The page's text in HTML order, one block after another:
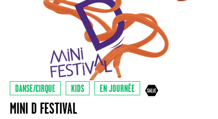
DANSE/CIRQUE KIDS EN JOURNÉE
MINI D FESTIVAL